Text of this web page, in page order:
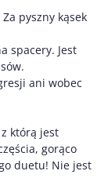
pyszny kąsek
spacery. Jest
ani wobec
którą jest
gorąco
duetu! Nie jest